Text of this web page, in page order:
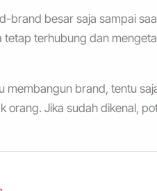
brand besar saja sampai
tetap terhubung dan
membangun brand, tentu
orang. Jika sudah dikenal,